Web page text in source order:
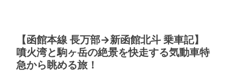
【函館本線 長万部→新函館北斗 乗車記】
噴火湾と駒ヶ岳の絶景を快走する気動車特
急から眺める旅！